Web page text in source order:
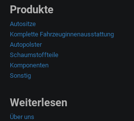
Produkte
Autositze
Komplette Fahrzeuginnenausstattung
Autopolster
Schaumstoffteile
Komponenten
Sonstig
Weiterlesen
Über uns